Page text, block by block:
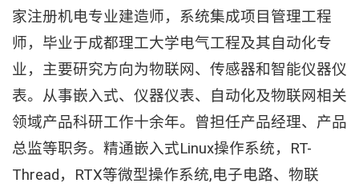
家注册机电专业建造师，系统集成项目管理工程
师，毕业于成都理工大学电气工程及其自动化专
业，主要研究方向为物联网、传感器和智能仪器仪
表。从事嵌入式、仪器仪表、自动化及物联网相关
领域产品科研工作十余年。曾担任产品经理、产品
总监等职务。精通嵌入式Linux操作系统，RT-
Thread，RTX等微型操作系统,电子电路、物联